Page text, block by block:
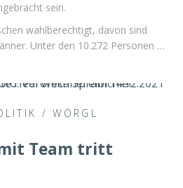
sein.
wahlberechtigt, davon sind
Unter den 10.272 Personen …
/WÖRGL
Team tritt